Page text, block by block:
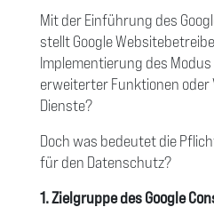
Mit der Einführung des
stellt Google
Implementierung des
erweiterter Funktionen
Dienste?
Doch was bedeutet die
für den Datenschutz?
1. Zielgruppe des Google